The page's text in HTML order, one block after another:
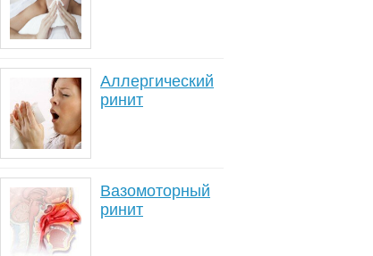
Аллергический
ринит
Вазомоторный
ринит